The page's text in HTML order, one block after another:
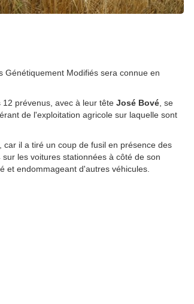
Modifiés sera connue en
prévenus, avec à leur tête José Bové , se
de l'exploitation agricole sur laquelle sont
il a tiré un coup de fusil en présence des
sur les voitures stationnées à côté de son
et endommageant d'autres véhicules.